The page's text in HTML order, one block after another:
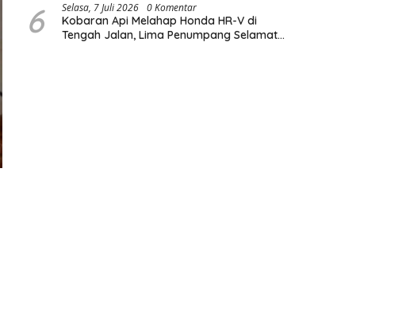
6 Selasa, 7 Juli 2026 0 Komentar
Kobaran Api Melahap Honda HR-V di
Tengah Jalan, Lima Penumpang Selamat